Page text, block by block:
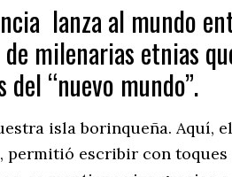
lanza al mundo
milenarias etnias
“nuevo mundo”.
isla borinqueña. Aquí,
escribir con toques